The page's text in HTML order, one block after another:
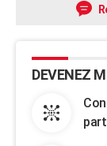
DEVENEZ